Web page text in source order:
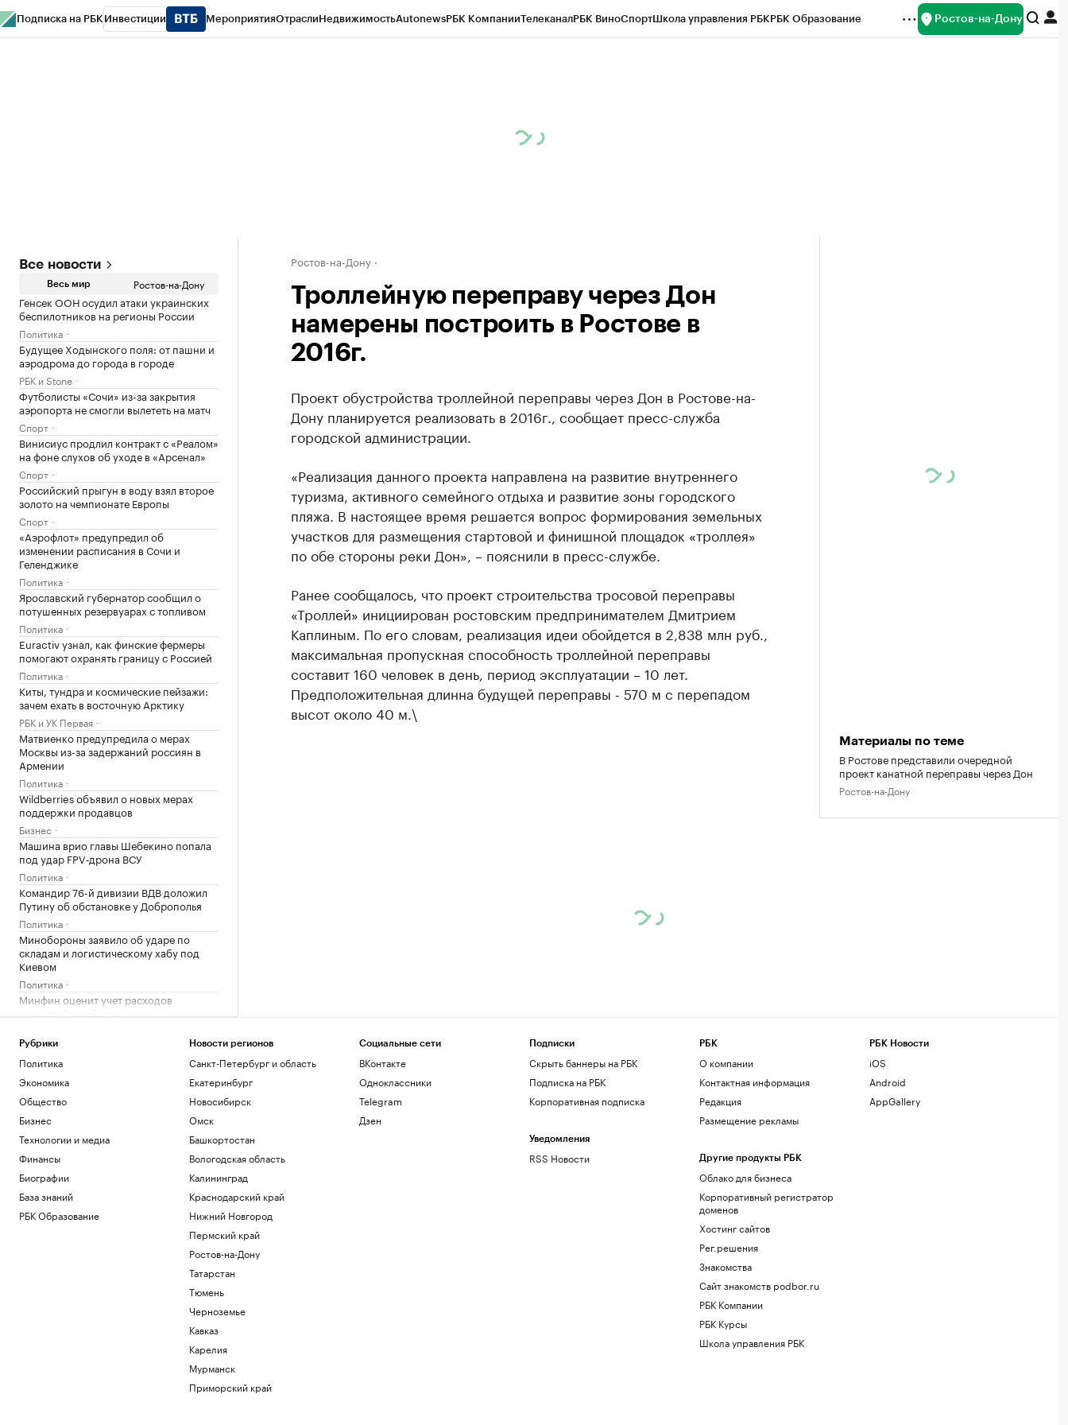
Подписка на РБК Инвестиции МероприятияОтраслиНедвижимостьAutonewsРБК КомпанииТелеканалРБК ВиноСпортШкола управления РБКРБК Образование Ростов-на-Дону
Все новости
Весь мир Ростов-на-Дону
Генсек ООН осудил атаки украинских
беспилотников на регионы России
Политика
Будущее Ходынского поля: от пашни и
аэродрома до города в городе
РБК и Stone
Футболисты «Сочи» из-за закрытия
аэропорта не смогли вылететь на матч
Спорт
Винисиус продлил контракт с «Реалом»
на фоне слухов об уходе в «Арсенал»
Спорт
Российский прыгун в воду взял второе
золото на чемпионате Европы
Спорт
«Аэрофлот» предупредил об
изменении расписания в Сочи и
Геленджике
Политика
Ярославский губернатор сообщил о
потушенных резервуарах с топливом
Политика
Euractiv узнал, как финские фермеры
помогают охранять границу с Россией
Политика
Киты, тундра и космические пейзажи:
зачем ехать в восточную Арктику
РБК и УК Первая
Матвиенко предупредила о мерах
Москвы из-за задержаний россиян в
Армении
Политика
Wildberries объявил о новых мерах
поддержки продавцов
Бизнес
Машина врио главы Шебекино попала
под удар FPV‑дрона ВСУ
Политика
Командир 76-й дивизии ВДВ доложил
Путину об обстановке у Доброполья
Политика
Минобороны заявило об ударе по
складам и логистическому хабу под
Киевом
Политика
Минфин оценит учет расходов
компаний на оборону
РЖД обсудили с Китаем возобновление
сообщения между Иркутском и
Общество
ЕК не увидела связи России с
миграционным кризисом в Сеуте
Политика
За день в регионах России сбили 281
украинский беспилотник
Политика
В Киеве заявили о 16 тыс. иностранцев
в рядах ВСУ
контролироваться Ормузский пролив
Ростов-на-Дону
Троллейную переправу через Дон
намерены построить в Ростове в
2016г.
Проект обустройства троллейной переправы через Дон в Ростове-на-
Дону планируется реализовать в 2016г., сообщает пресс-служба
городской администрации.
«Реализация данного проекта направлена на развитие внутреннего
туризма, активного семейного отдыха и развитие зоны городского
пляжа. В настоящее время решается вопрос формирования земельных
участков для размещения стартовой и финишной площадок «троллея»
по обе стороны реки Дон», – пояснили в пресс-службе.
Ранее сообщалось, что проект строительства тросовой переправы
«Троллей» инициирован ростовским предпринимателем Дмитрием
Каплиным. По его словам, реализация идеи обойдется в 2,838 млн руб.,
максимальная пропускная способность троллейной переправы
составит 160 человек в день, период эксплуатации – 10 лет.
Предположительная длинна будущей переправы - 570 м с перепадом
высот около 40 м.\
Материалы по теме
В Ростове представили очередной
проект канатной переправы через Дон
Ростов-на-Дону
Рубрики
Политика
Экономика
Общество
Бизнес
Технологии и медиа
Финансы
Биографии
База знаний
РБК Образование
Новости регионов
Санкт-Петербург и область
Екатеринбург
Новосибирск
Омск
Башкортостан
Вологодская область
Калининград
Краснодарский край
Нижний Новгород
Пермский край
Ростов-на-Дону
Татарстан
Тюмень
Черноземье
Кавказ
Карелия
Мурманск
Приморский край
Социальные сети
ВКонтакте
Одноклассники
Telegram
Дзен
Подписки
Скрыть баннеры на РБК
Подписка на РБК
Корпоративная подписка
Уведомления
RSS Новости
РБК
О компании
Контактная информация
Редакция
Размещение рекламы
Другие продукты РБК
Облако для бизнеса
Корпоративный регистратор
доменов
Хостинг сайтов
Рег.решения
Знакомства
Сайт знакомств podbor.ru
РБК Компании
РБК Курсы
Школа управления РБК
РБК Новости
iOS
Android
AppGallery